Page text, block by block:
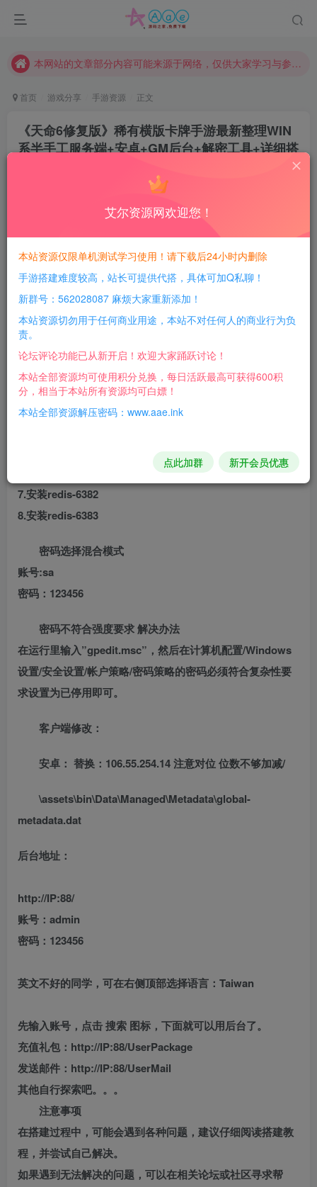
请勿相信任何评论区广告！以免上当受骗！
本站评论功能已从新开启！欢迎大家踊跃讨论！（用户每日活跃可得积分数量增加至600，加速获得更多免费资源！）
现在赞助会员享受专属折扣，详情点击此条公告。
首页 游戏分享 手游资源 正文
《天命6修复版》稀有横版卡牌手游最新整理WIN
系半手工服务端+安卓+GM后台+解密工具+详细搭
每日活跃最高可获得600积分！所有资源可以使用
积分免费兑换！
游戏介绍：
2.安装N++
3.安装ql_server_2019
7.安装redis-6382
8.安装redis-6383
密码选择混合模式
账号:sa
密码：123456
密码不符合强度要求 解决办法
在运行里输入”gpedit.msc”，然后在计算机配置/Windows
设置/安全设置/帐户策略/密码策略的密码必须符合复杂性要
求设置为已停用即可。
客户端修改：
安卓： 替换：106.55.254.14 注意对位 位数不够加减/
\assets\bin\Data\Managed\Metadata\global-
metadata.dat
后台地址：
http://IP:88/
账号：admin
密码：123456
英文不好的同学，可在右侧顶部选择语言：Taiwan
先输入账号，点击 搜索 图标，下面就可以用后台了。
充值礼包：http://IP:88/UserPackage
发送邮件：http://IP:88/UserMail
其他自行探索吧。。。
注意事项
在搭建过程中，可能会遇到各种问题，建议仔细阅读搭建教
程，并尝试自己解决。
如果遇到无法解决的问题，可以在相关论坛或社区寻求帮
艾尔资源网欢迎您！
本站资源仅限单机测试学习使用！请下载后24小时内删除
手游搭建难度较高，站长可提供代搭，具体可加Q私聊！
新群号：562028087 麻烦大家重新添加！
本站资源切勿用于任何商业用途，本站不对任何人的商业行为负
责。
论坛评论功能已从新开启！欢迎大家踊跃讨论！
本站全部资源均可使用积分兑换，每日活跃最高可获得600积
分，相当于本站所有资源均可白嫖！
本站全部资源解压密码：www.aae.ink
点此加群 新开会员优惠